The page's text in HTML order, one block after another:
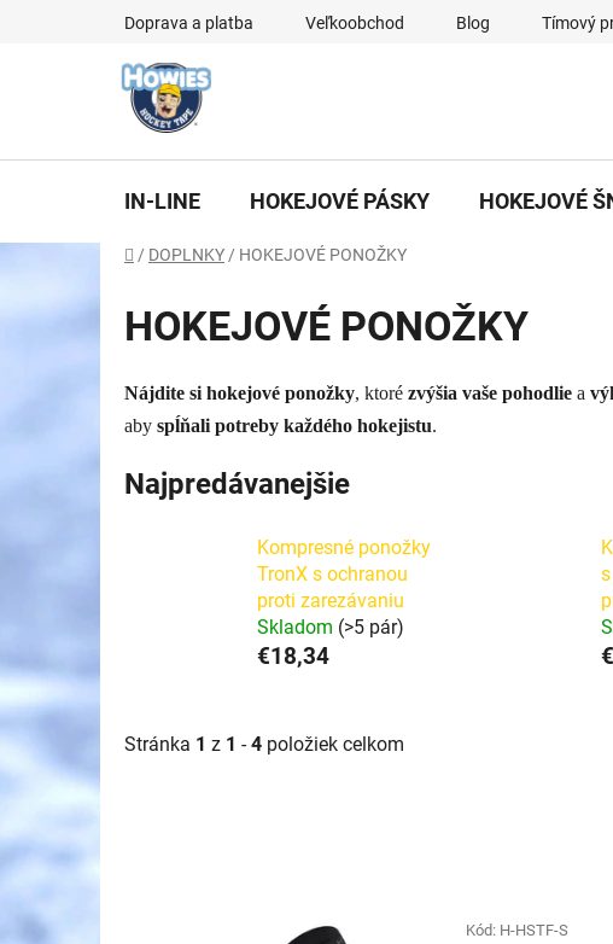
Doprava a platba Veľkoobchod Blog Tímový
IN-LINE HOKEJOVÉ PÁSKY HOKEJOVÉ
Domov
/ DOPLNKY / HOKEJOVÉ PONOŽKY
HOKEJOVÉ PONOŽKY
Nájdite si hokejové ponožky, ktoré zvýšia vaše pohodlie a
aby spĺňali potreby každého hokejistu.
Najpredávanejšie
Kompresné ponožky
TronX s ochranou
proti zarezávaniu
Skladom (>5 pár)
€18,34
Stránka 1 z 1 -4 položiek celkom
Kód: H-HSTF-S